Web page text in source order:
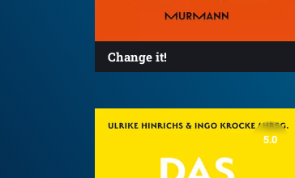
Change it!
5.0